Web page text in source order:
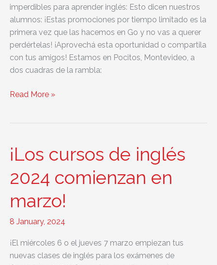
imperdibles para aprender inglés: Esto dicen nuestros
alumnos: ¡Estas promociones por tiempo limitado es la
primera vez que las hacemos en Go y no vas a querer
perdértelas! ¡Aprovechá esta oportunidad o compartila
con tus amigos! Estamos en Pocitos, Montevideo, a
dos cuadras de la rambla:
25%
cero
Read More »
¡Los cursos de inglés
2024 comienzan en
marzo!
8 January, 2024
¡El miércoles 6 o el jueves 7 marzo empiezan tus
nuevas clases de inglés para los exámenes de